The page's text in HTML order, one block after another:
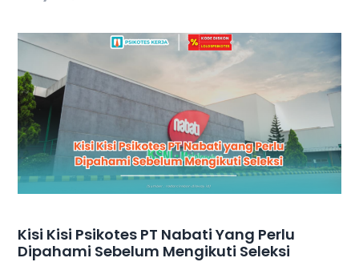
Kisi Kisi Psikotes PT Nabati Yang Perlu
Dipahami Sebelum Mengikuti Seleksi